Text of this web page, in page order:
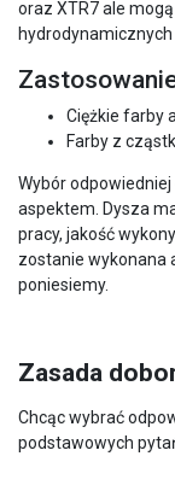
oraz XTR7 ale
Ciężkie farby
Farby z
Wybór
aspektem. Dysza
pracy, jakość
zostanie wykonana
poniesiemy.
Zasada
Chcąc wybrać
podstawowych